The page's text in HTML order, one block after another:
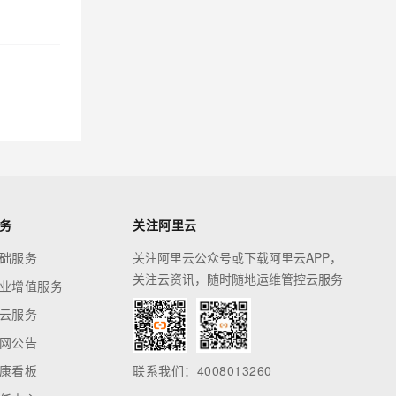
服务
增值服务
服务
公告
看板
关注阿里云
关注阿里云公众号或下载阿里云APP，
关注云资讯，随时随地运维管控云服务
联系我们：4008013260